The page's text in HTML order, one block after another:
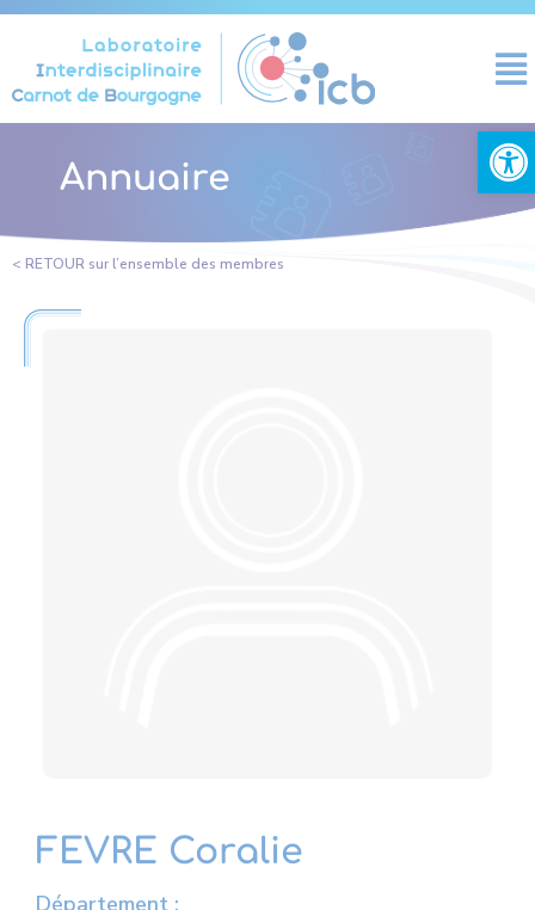
Ouvrir
Annuaire
< RETOUR sur l’ensemble des membres
FEVRE Coralie
Département :
Panneau de gestion des cookies